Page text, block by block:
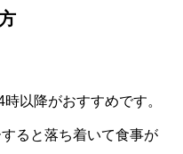
以降がおすすめです。
ると落ち着いて食事が